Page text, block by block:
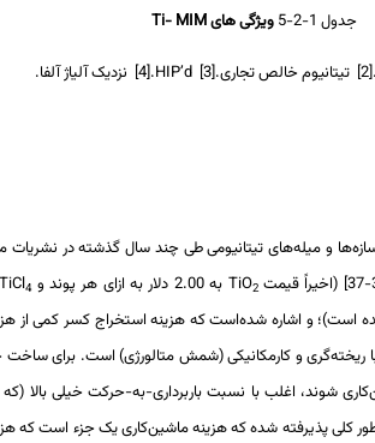
جدول 1-2-5 ویژگی هایTi- MIM
خالص تجاری.[3]
HIP’d
.
[4]نزدیک آلیاژ آلفا.
و میله‌های تیتانیومی طی چند سال گذشته در نشریات مورد
TiO2 به 2.00 دلار به ازای هر پوند و TiCl4
به
است)؛ و اشاره شده‌است که هزینه استخراج کسر کمی از هزینه
و کارمکانیکی (شمش متالورژی) است. برای ساخت جزء
شوند، اغلب با نسبت باربرداری-به-حرکت خیلی بالا (که می
به طور کلی پذیرفته شده که هزینه ماشین‌کاری یک جزء است که هزینه